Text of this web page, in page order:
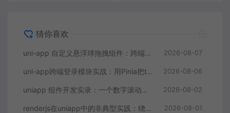
猜你喜欢
uni-app 自定义悬浮球拖拽组件：跨端兼容与边界处理实录 2026-08-07
uni-app跨端登录模块实战：用Pinia把token管理做到优雅且持久 2026-08-06
uniapp 组件开发实录：一个数字滚动动画，我为什么坚决不用 setInterval 2026-08-02
renderjs在uniapp中的非典型实践：绕过跨端通信瓶颈构建实时数据大屏 2026-08-01